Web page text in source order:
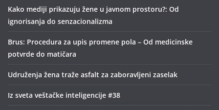
Kako mediji prikazuju žene u javnom prostoru?: Od
ignorisanja do senzacionalizma
Brus: Procedura za upis promene pola – Od medicinske
potvrde do matičara
Udruženja žena traže asfalt za zaboravljeni zaselak
Iz sveta veštačke inteligencije #38